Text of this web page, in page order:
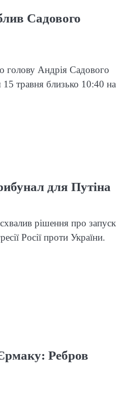
Садового
голову Андрія Садового
травня близько 10:40 на
для Путіна
рішення про запуск
Росії проти України.
Ребров